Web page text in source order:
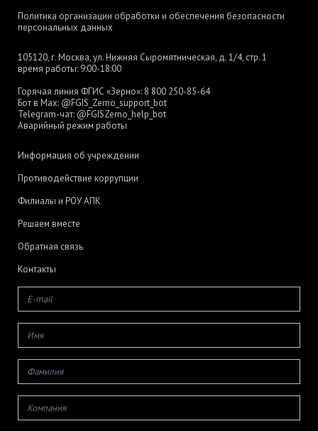
Политика организации обработки и обеспечения безопасности
персональных данных
105120, г. Москва, ул. Нижняя Сыромятническая, д. 1/4, стр. 1
время работы: 9:00-18:00
Горячая линия ФГИС «Зерно»: 8 800 250-85-64
Бот в Max: @FGIS_Zerno_support_bot
Telegram-чат: @FGISZerno_help_bot
Аварийный режим работы
Информация об учреждении
Противодействие коррупции
Филиалы и РОУ АПК
Решаем вместе
Обратная связь
Контакты